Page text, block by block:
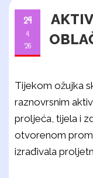
24
4
'26
Tijekom ožujka
raznovrsnim
proljeća, tijela i
otvorenom
izrađivala